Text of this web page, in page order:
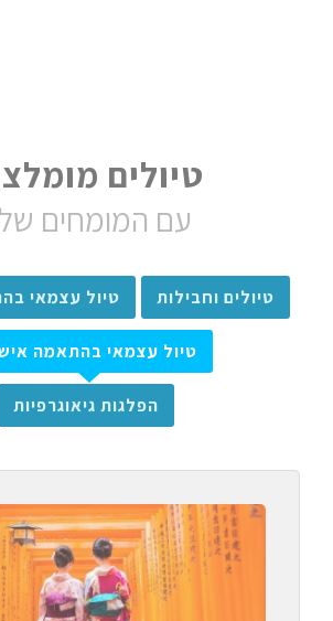
טיולים
עם המומחים
טיולים וחבילות טיול עצמאי
טיול עצמאי בהתאמה
הפלגות גיאוגרפיות